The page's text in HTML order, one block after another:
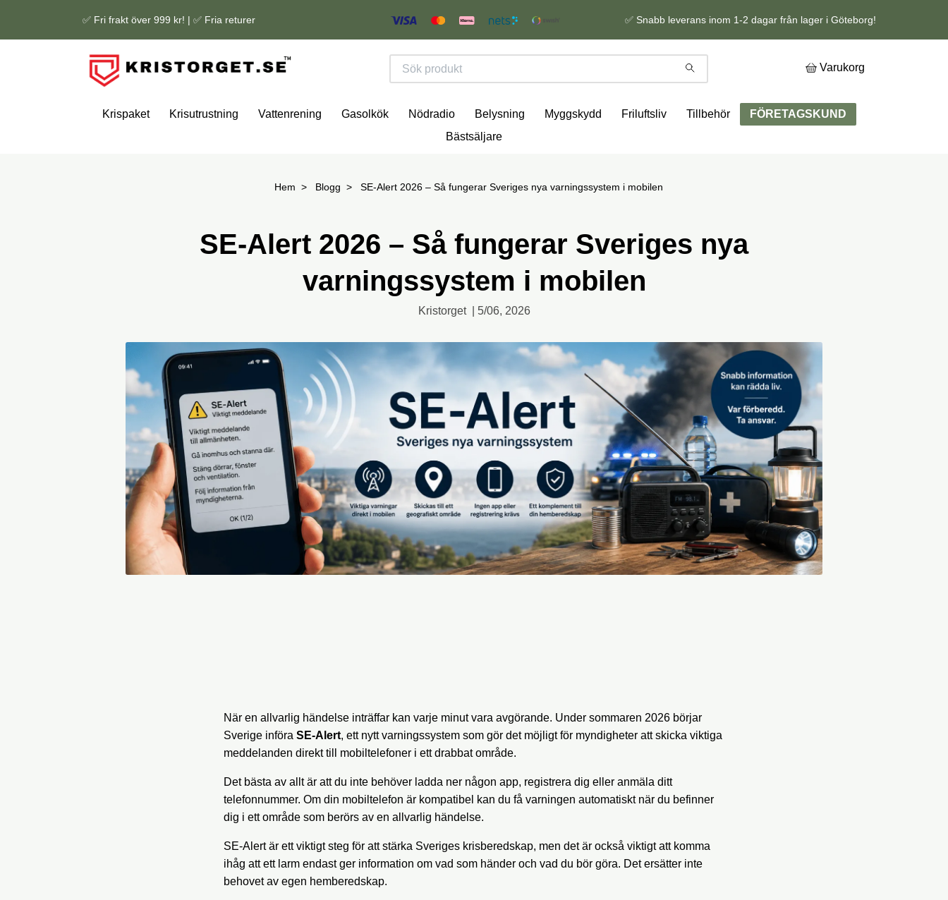
✅ Fri frakt över 999 kr! | ✅ Fria returer ✅ Snabb leverans inom 1-2 dagar från lager i Göteborg!
Varukorg
Krispaket Krisutrustning Vattenrening Gasolkök Nödradio Belysning Myggskydd Friluftsliv Tillbehör
FÖRETAGSKUND
Bästsäljare
Hem Blogg SE-Alert 2026 – Så fungerar Sveriges nya varningssystem i mobilen
SE-Alert 2026 – Så fungerar Sveriges nya
varningssystem i mobilen
Kristorget 5/06, 2026
När en allvarlig händelse inträffar kan varje minut vara avgörande. Under sommaren 2026 börjar
Sverige införa SE-Alert, ett nytt varningssystem som gör det möjligt för myndigheter att skicka viktiga
meddelanden direkt till mobiltelefoner i ett drabbat område.
Det bästa av allt är att du inte behöver ladda ner någon app, registrera dig eller anmäla ditt
telefonnummer. Om din mobiltelefon är kompatibel kan du få varningen automatiskt när du befinner
dig i ett område som berörs av en allvarlig händelse.
SE-Alert är ett viktigt steg för att stärka Sveriges krisberedskap, men det är också viktigt att komma
ihåg att ett larm endast ger information om vad som händer och vad du bör göra. Det ersätter inte
behovet av egen hemberedskap.